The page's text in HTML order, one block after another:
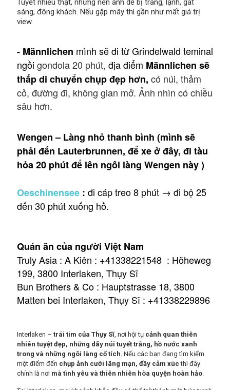
Tuyết nhiều thật, nhưng nền ảnh dễ bị trắng, lạnh, gắt
sáng, đông khách. Nếu gặp mây thì gần như mất giá trị
view.
- Männlichen mình sẽ đi từGrindelwald teminal
ngồi gondola 20 phút, địa điểm Männlichen sẽ
thấp di chuyển chụp đẹp hơn, có núi, thảm
cỏ, đường đi, không gian mở. Ảnh nhìn có chiều
sâu hơn.
Wengen – Làng nhỏ thanh bình (mình sẽ
phải đến Lauterbrunnen, để xe ở đây, đi tàu
hỏa 20 phút để lên ngôi làng Wengen này )
Oeschinensee : đi cáp treo 8 phút → đi bộ 25
đến 30 phút xuống hồ.
Quán ăn của người Việt Nam
Truly Asia : A Kiên : +41338221548 : Höheweg
199, 3800 Interlaken, Thụy Sĩ
Bun Brothers & Co : Hauptstrasse 18, 3800
Matten bei Interlaken, Thụy Sĩ : +41338229896
Interlaken – trái tim của Thụy Sĩ , nơi hội tụ cảnh quan thiên
nhiên tuyệt đẹp, những dãy núi tuyết trắng, hồ nước xanh
trong và những ngôi làng cổ tích . Nếu các bạn đang tìm kiếm
một điểm đến chụp ảnh cưới lãng mạn, đầy cảm xúc thì đây
chính là nơi mà tình yêu và thiên nhiên hòa quyện hoàn hảo